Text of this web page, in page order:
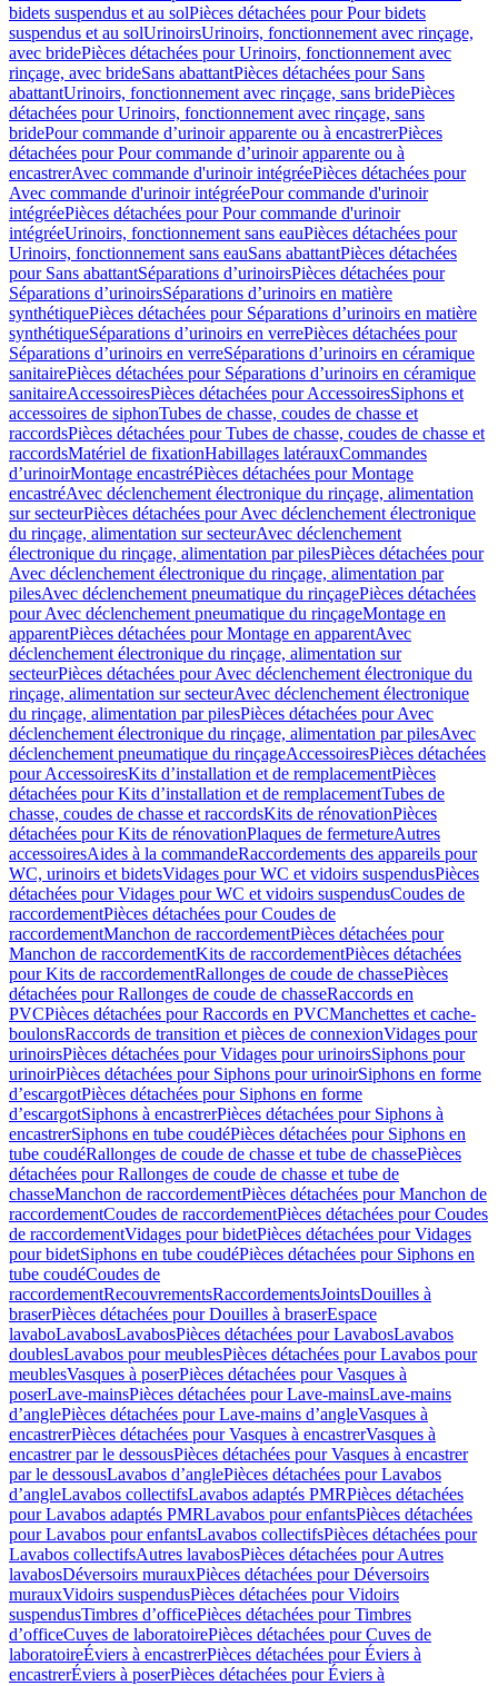
bidets suspendus et au solPièces détachées pour Pour bidets
suspendus et au solUrinoirsUrinoirs, fonctionnement avec rinçage,
avec bridePièces détachées pour Urinoirs, fonctionnement avec
rinçage, avec brideSans abattantPièces détachées pour Sans
abattantUrinoirs, fonctionnement avec rinçage, sans bridePièces
détachées pour Urinoirs, fonctionnement avec rinçage, sans
bridePour commande d’urinoir apparente ou à encastrerPièces
détachées pour Pour commande d’urinoir apparente ou à
encastrerAvec commande d'urinoir intégréePièces détachées pour
Avec commande d'urinoir intégréePour commande d'urinoir
intégréePièces détachées pour Pour commande d'urinoir
intégréeUrinoirs, fonctionnement sans eauPièces détachées pour
Urinoirs, fonctionnement sans eauSans abattantPièces détachées
pour Sans abattantSéparations d’urinoirsPièces détachées pour
Séparations d’urinoirsSéparations d’urinoirs en matière
synthétiquePièces détachées pour Séparations d’urinoirs en matière
synthétiqueSéparations d’urinoirs en verrePièces détachées pour
Séparations d’urinoirs en verreSéparations d’urinoirs en céramique
sanitairePièces détachées pour Séparations d’urinoirs en céramique
sanitaireAccessoiresPièces détachées pour AccessoiresSiphons et
accessoires de siphonTubes de chasse, coudes de chasse et
raccordsPièces détachées pour Tubes de chasse, coudes de chasse et
raccordsMatériel de fixationHabillages latérauxCommandes
dʼurinoirMontage encastréPièces détachées pour Montage
encastréAvec déclenchement électronique du rinçage, alimentation
sur secteurPièces détachées pour Avec déclenchement électronique
du rinçage, alimentation sur secteurAvec déclenchement
électronique du rinçage, alimentation par pilesPièces détachées pour
Avec déclenchement électronique du rinçage, alimentation par
pilesAvec déclenchement pneumatique du rinçagePièces détachées
pour Avec déclenchement pneumatique du rinçageMontage en
apparentPièces détachées pour Montage en apparentAvec
déclenchement électronique du rinçage, alimentation sur
secteurPièces détachées pour Avec déclenchement électronique du
rinçage, alimentation sur secteurAvec déclenchement électronique
du rinçage, alimentation par pilesPièces détachées pour Avec
déclenchement électronique du rinçage, alimentation par pilesAvec
déclenchement pneumatique du rinçageAccessoiresPièces détachées
pour AccessoiresKits d’installation et de remplacementPièces
détachées pour Kits d’installation et de remplacementTubes de
chasse, coudes de chasse et raccordsKits de rénovationPièces
détachées pour Kits de rénovationPlaques de fermetureAutres
accessoiresAides à la commandeRaccordements des appareils pour
WC, urinoirs et bidetsVidages pour WC et vidoirs suspendusPièces
détachées pour Vidages pour WC et vidoirs suspendusCoudes de
raccordementPièces détachées pour Coudes de
raccordementManchon de raccordementPièces détachées pour
Manchon de raccordementKits de raccordementPièces détachées
pour Kits de raccordementRallonges de coude de chassePièces
détachées pour Rallonges de coude de chasseRaccords en
PVCPièces détachées pour Raccords en PVCManchettes et cache-
boulonsRaccords de transition et pièces de connexionVidages pour
urinoirsPièces détachées pour Vidages pour urinoirsSiphons pour
urinoirPièces détachées pour Siphons pour urinoirSiphons en forme
d’escargotPièces détachées pour Siphons en forme
d’escargotSiphons à encastrerPièces détachées pour Siphons à
encastrerSiphons en tube coudéPièces détachées pour Siphons en
tube coudéRallonges de coude de chasse et tube de chassePièces
détachées pour Rallonges de coude de chasse et tube de
chasseManchon de raccordementPièces détachées pour Manchon de
raccordementCoudes de raccordementPièces détachées pour Coudes
de raccordementVidages pour bidetPièces détachées pour Vidages
pour bidetSiphons en tube coudéPièces détachées pour Siphons en
tube coudéCoudes de
raccordementRecouvrementsRaccordementsJointsDouilles à
braserPièces détachées pour Douilles à braserEspace
lavaboLavabosLavabosPièces détachées pour LavabosLavabos
doublesLavabos pour meublesPièces détachées pour Lavabos pour
meublesVasques à poserPièces détachées pour Vasques à
poserLave-mainsPièces détachées pour Lave-mainsLave-mains
d’anglePièces détachées pour Lave-mains d’angleVasques à
encastrerPièces détachées pour Vasques à encastrerVasques à
encastrer par le dessousPièces détachées pour Vasques à encastrer
par le dessousLavabos d’anglePièces détachées pour Lavabos
d’angleLavabos collectifsLavabos adaptés PMRPièces détachées
pour Lavabos adaptés PMRLavabos pour enfantsPièces détachées
pour Lavabos pour enfantsLavabos collectifsPièces détachées pour
Lavabos collectifsAutres lavabosPièces détachées pour Autres
lavabosDéversoirs murauxPièces détachées pour Déversoirs
murauxVidoirs suspendusPièces détachées pour Vidoirs
suspendusTimbres dʼofficePièces détachées pour Timbres
dʼofficeCuves de laboratoirePièces détachées pour Cuves de
laboratoireÉviers à encastrerPièces détachées pour Éviers à
encastrerÉviers à poserPièces détachées pour Éviers à